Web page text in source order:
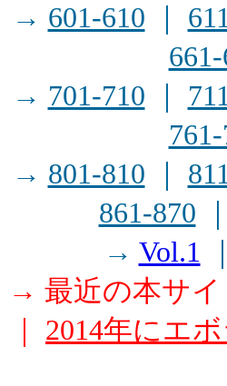
→ 601-610
→ 701-710
→ 801-810
861-870
→ Vol.1
→ 最近の本サ
2014年にエ